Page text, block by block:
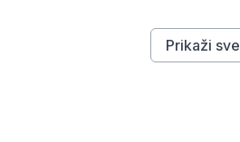
Prikaži sve